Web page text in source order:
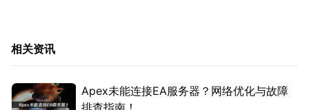
相关资讯
Apex未能连接EA服务器？网络优化与故障